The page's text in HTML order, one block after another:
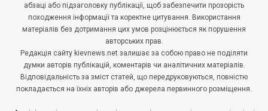
абзаці або підзаголовку публікації, щоб забезпечити прозорість
походження інформації та коректне цитування. Використання
матеріалів без дотримання цих умов розцінюється як порушення
авторських прав.
Редакція сайту kievnews.net залишає за собою право не поділяти
думки авторів публікацій, коментарів чи аналітичних матеріалів.
Відповідальність за зміст статей, що передруковуються, повністю
покладається на їхніх авторів або джерела первинного розміщення.